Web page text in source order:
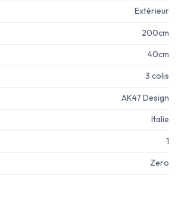
Extérieur
200cm
40cm
3 colis
AK47 Design
Italie
1
Zero